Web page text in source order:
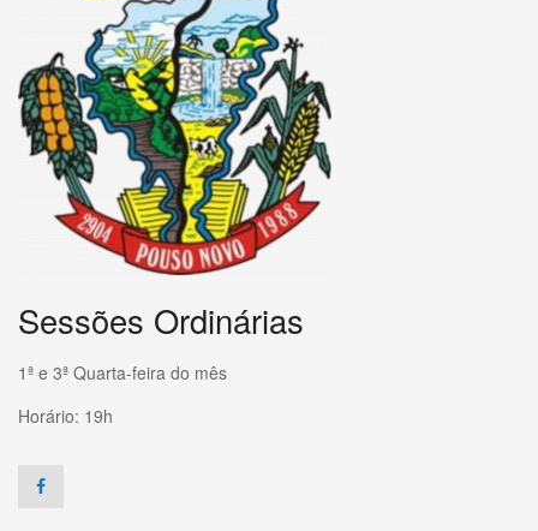
Sessões Ordinárias
1ª e 3ª Quarta-feira do mês
Horário: 19h